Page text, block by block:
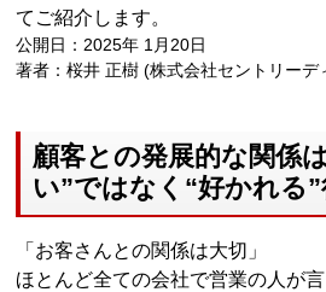
てご紹介します。
公開日：2025年 1月20日
著者：桜井 正樹 (株式会社セントリーデ
顧客との発展的な関係
い”ではなく“好かれる
「お客さんとの関係は大切」
ほとんど全ての会社で営業の人が